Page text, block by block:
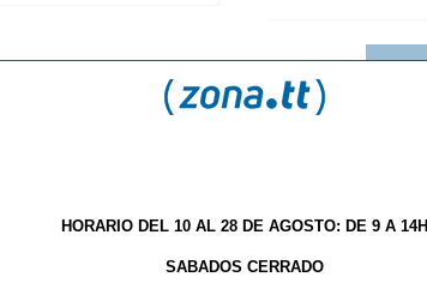
HORARIO DEL 10 AL 28 DE AGOSTO: DE 9 A 14H
SABADOS CERRADO